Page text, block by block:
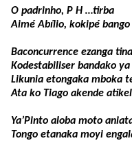
O padrinho, P H …tirba
Aimé Abílio, kokipé
Baconcurrence ezanga
Kodestabiliser bandako
Likunia etongaka mboka
Ata ko Tiago akende
Ya’Pinto aloba moto
Tongo etanaka moyi